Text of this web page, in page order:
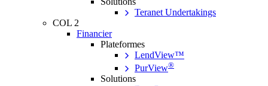
Teranet Undertakings
COL 2
Financier
Plateformes
LendView™
PurView®
Solutions